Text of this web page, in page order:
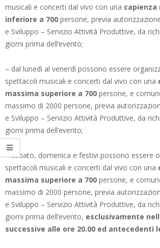
musicali e concerti dal vivo con una capienza
inferiore a 700 persone, previa
e Sviluppo – Servizio Attività Produttive, da
giorni prima dell’evento;
– dal lunedì al venerdì possono essere
spettacoli musicali e concerti dal vivo con una
massima superiore a 700 persone, e
massimo di 2000 persone, previa
e Sviluppo – Servizio Attività Produttive, da
giorni prima dell’evento;
– sabato, domenica e festivi possono essere
spettacoli musicali e concerti dal vivo con una
massima superiore a 700 persone, e
massimo di 2000 persone, previa
e Sviluppo – Servizio Attività Produttive, da
giorni prima dell’evento, esclusivamente
successive alle ore 20.00 ed antecedenti